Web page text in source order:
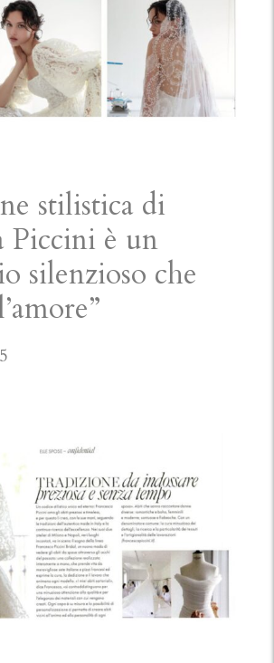
stilistica di
Piccini è un
silenzioso che